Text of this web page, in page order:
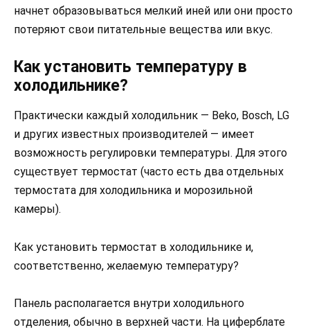
начнет образовываться мелкий иней или они просто
потеряют свои питательные вещества или вкус.
Как установить температуру в
холодильнике?
Практически каждый холодильник — Beko, Bosch, LG
и других известных производителей — имеет
возможность регулировки температуры. Для этого
существует термостат (часто есть два отдельных
термостата для холодильника и морозильной
камеры).
Как установить термостат в холодильнике и,
соответственно, желаемую температуру?
Панель располагается внутри холодильного
отделения, обычно в верхней части. На циферблате